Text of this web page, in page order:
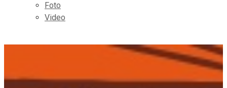
Foto
Video